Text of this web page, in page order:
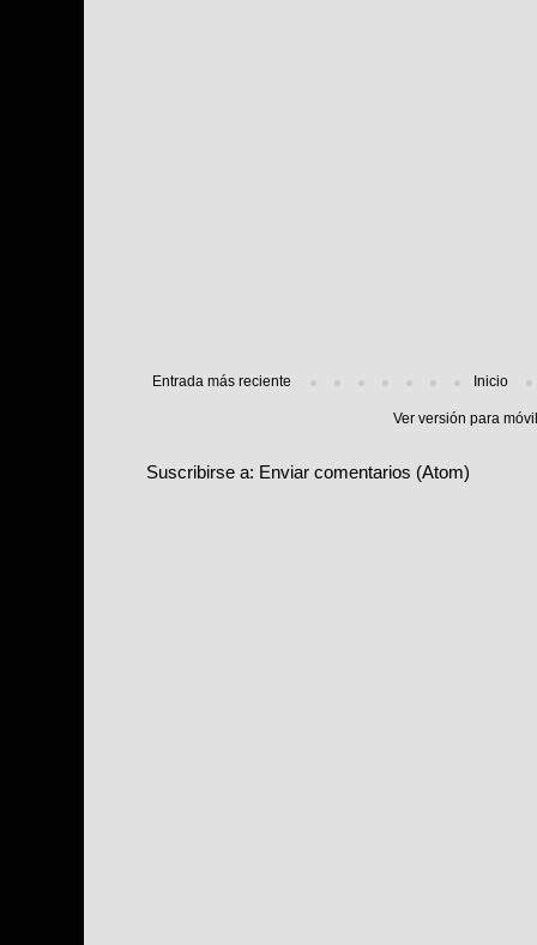
Entrada más reciente Inicio
Ver versión para
Suscribirse a: Enviar comentarios (Atom)